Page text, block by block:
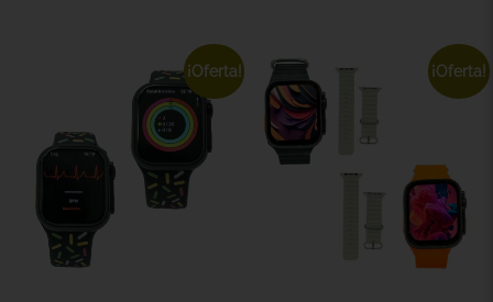
¡Oferta! ¡Oferta!